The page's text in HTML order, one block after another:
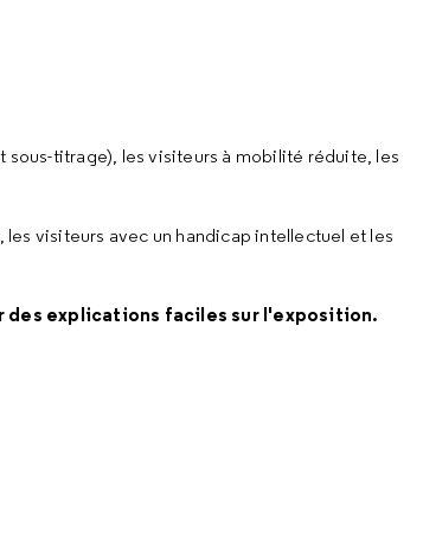
sous-titrage), les visiteurs à mobilité réduite, les
visiteurs avec un handicap intellectuel et les
des explications faciles sur l'exposition.